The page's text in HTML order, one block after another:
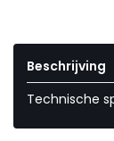
Beschrijving
Technische